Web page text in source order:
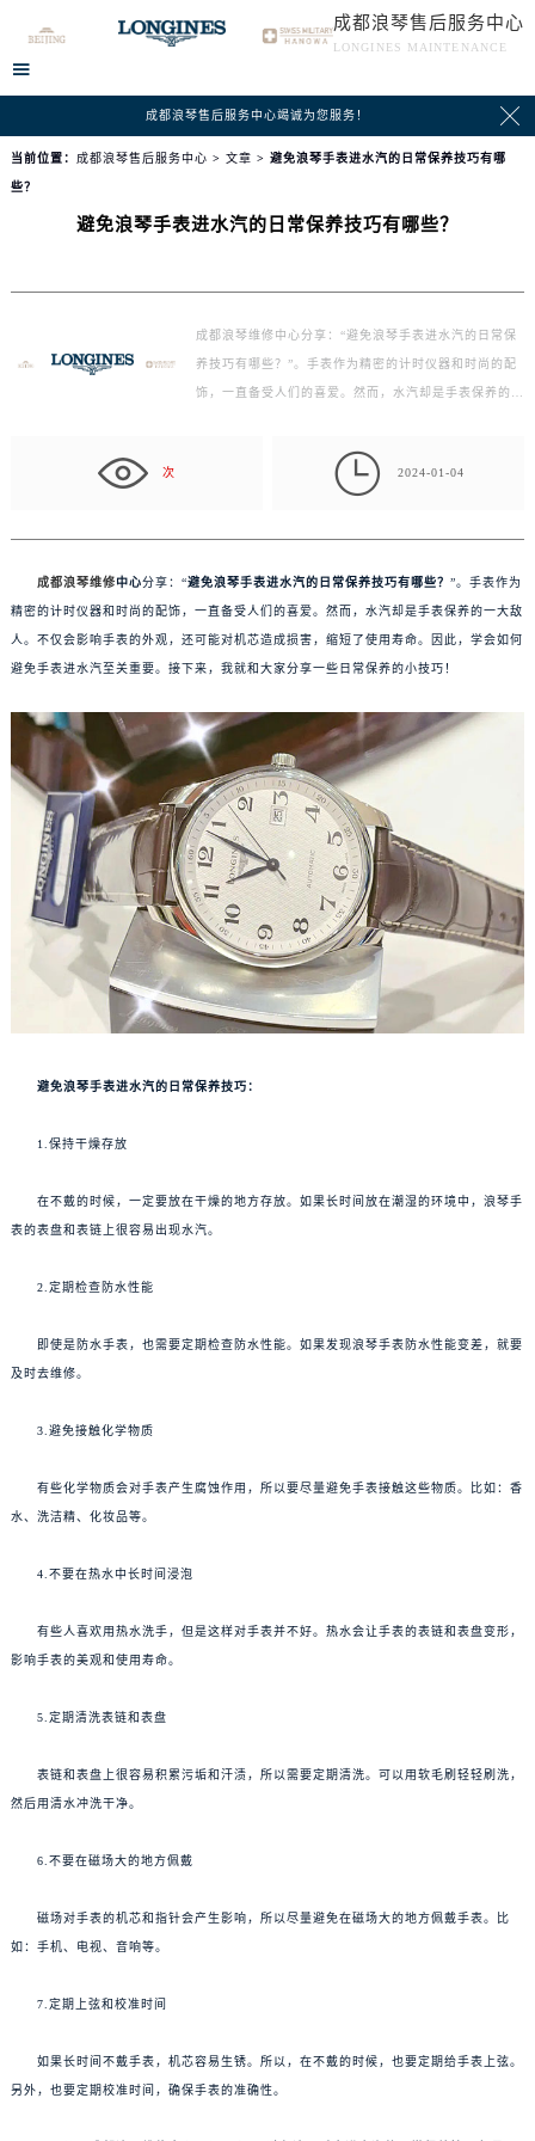
成都浪琴售后服务中心
LONGINES MAINTENANCE

成都浪琴售后服务中心竭诚为您服务！ 
当前位置： 成都浪琴售后服务中心 > 文章 > 避免浪琴手表进水汽的日常保养技巧有哪
些？
避免浪琴手表进水汽的日常保养技巧有哪些？
成都浪琴维修中心分享：“避免浪琴手表进水汽的日常保
养技巧有哪些？”。手表作为精密的计时仪器和时尚的配
饰，一直备受人们的喜爱。然而，水汽却是手表保养的
次  2024-01-04
成都浪琴维修中心分享：“避免浪琴手表进水汽的日常保养技巧有哪些？ ”。手表作为
精密的计时仪器和时尚的配饰，一直备受人们的喜爱。然而，水汽却是手表保养的一大敌
人。不仅会影响手表的外观，还可能对机芯造成损害，缩短了使用寿命。因此，学会如何
避免手表进水汽至关重要。接下来，我就和大家分享一些日常保养的小技巧！
避免浪琴手表进水汽的日常保养技巧：
1.保持干燥存放
在不戴的时候，一定要放在干燥的地方存放。如果长时间放在潮湿的环境中，浪琴手
表的表盘和表链上很容易出现水汽。
2.定期检查防水性能
即使是防水手表，也需要定期检查防水性能。如果发现浪琴手表防水性能变差，就要
及时去维修。
3.避免接触化学物质
有些化学物质会对手表产生腐蚀作用，所以要尽量避免手表接触这些物质。比如：香
水、洗洁精、化妆品等。
4.不要在热水中长时间浸泡
有些人喜欢用热水洗手，但是这样对手表并不好。热水会让手表的表链和表盘变形，
影响手表的美观和使用寿命。
5.定期清洗表链和表盘
表链和表盘上很容易积累污垢和汗渍，所以需要定期清洗。可以用软毛刷轻轻刷洗，
然后用清水冲洗干净。
6.不要在磁场大的地方佩戴
磁场对手表的机芯和指针会产生影响，所以尽量避免在磁场大的地方佩戴手表。比
如：手机、电视、音响等。
7.定期上弦和校准时间
如果长时间不戴手表，机芯容易生锈。所以，在不戴的时候，也要定期给手表上弦。
另外，也要定期校准时间，确保手表的准确性。